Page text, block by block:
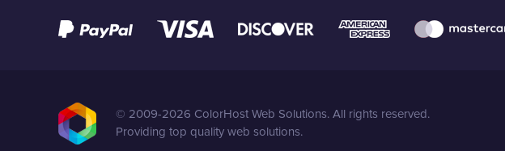
© 2009-2026 ColorHost Web Solutions. All rights reserved.
Providing top quality web solutions.